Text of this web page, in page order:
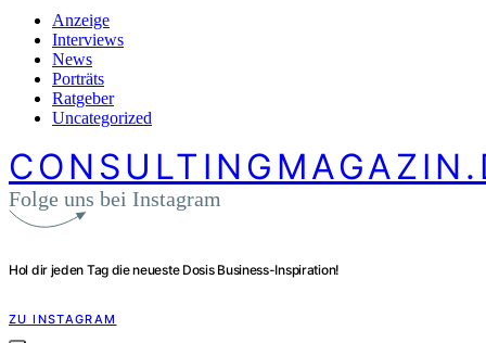
Anzeige
Interviews
News
Porträts
Ratgeber
Uncategorized
Folge uns bei Instagram
Hol dir jeden Tag die neueste Dosis Business-Inspiration!
ZU INSTAGRAM